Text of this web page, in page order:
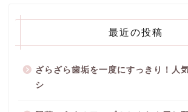
最近の投稿
ざらざら歯垢を一度にすっきり！人
シ